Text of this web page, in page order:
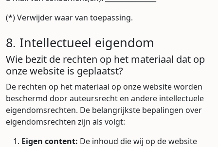
(*) Verwijder waar van toepassing.
8. Intellectueel eigendom
Wie bezit de rechten op het materiaal dat op
onze website is geplaatst?
De rechten op het materiaal op onze website worden
beschermd door auteursrecht en andere intellectuele
eigendomsrechten. De belangrijkste bepalingen over
eigendomsrechten zijn als volgt:
Eigen content: De inhoud die wij op de website